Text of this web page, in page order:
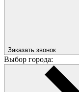
Заказать звонок
Выбор города: